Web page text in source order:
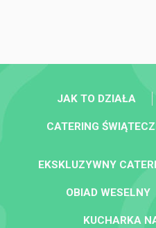
JAK TO DZIAŁA
CATERING
EKSKLUZYWNY
OBIAD WESELNY
KUCHARKA